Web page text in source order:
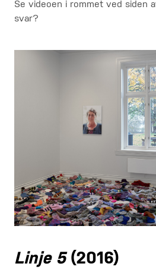
Se videoen i rommet ved siden
svar?
Linje 5(2016)